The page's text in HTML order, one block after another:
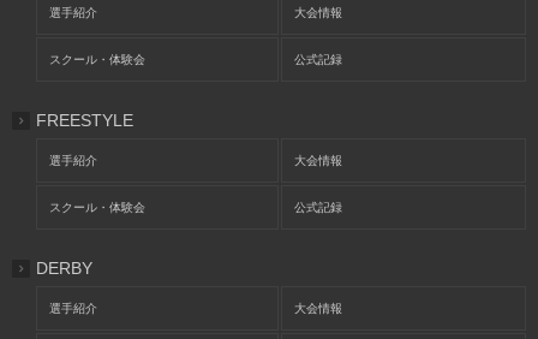
選手紹介 大会情報
スクール・体験会 公式記録
FREESTYLE
選手紹介 大会情報
スクール・体験会 公式記録
DERBY
選手紹介 大会情報